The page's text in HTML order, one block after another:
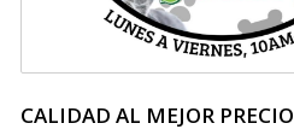
CALIDAD AL MEJOR PRECIO